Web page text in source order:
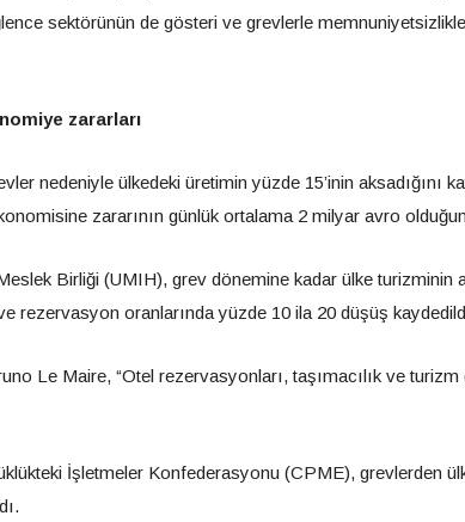
sektörünün de gösteri ve grevlerle
zararları
nedeniyle ülkedeki üretimin yüzde 15’inin aksadığını
zararının günlük ortalama 2 milyar avro
Birliği (UMIH), grev dönemine kadar ülke turizminin
rezervasyon oranlarında yüzde 10 ila 20 düşüş
Le Maire, “Otel rezervasyonları, taşımacılık ve
İşletmeler Konfederasyonu (CPME), grevlerden